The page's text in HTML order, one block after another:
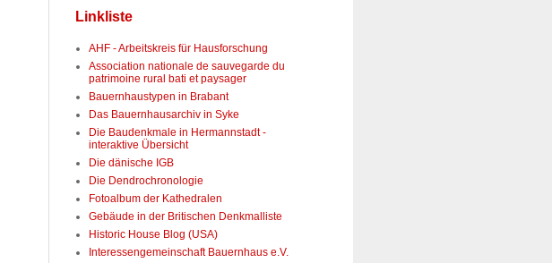
Linkliste
AHF - Arbeitskreis für Hausforschung
Association nationale de sauvegarde du
patrimoine rural bati et paysager
Bauernhaustypen in Brabant
Das Bauernhausarchiv in Syke
Die Baudenkmale in Hermannstadt -
interaktive Übersicht
Die dänische IGB
Die Dendrochronologie
Fotoalbum der Kathedralen
Gebäude in der Britischen Denkmalliste
Historic House Blog (USA)
Interessengemeinschaft Bauernhaus e.V.